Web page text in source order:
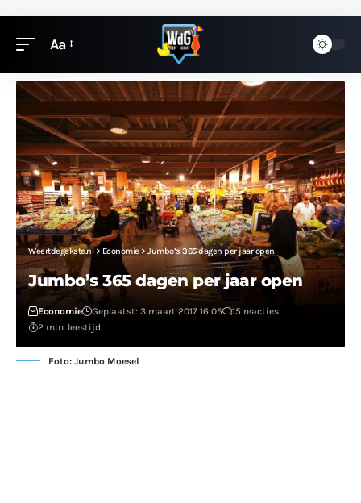
Aa
Weertdegekste.nl> Economie > Jumbo’s 365 dagen per jaar open
Jumbo’s 365 dagen per jaar open
Economie Geplaatst: 3 maart 2017 16:05
15 reacties
2 min. leestijd
Foto: Jumbo Moesel